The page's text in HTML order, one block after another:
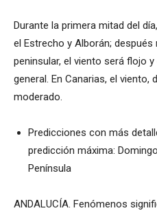
Durante la primera mitad del
el Estrecho y Alborán;
peninsular, el viento será flojo
general. En Canarias, el viento,
moderado.
Predicciones con más
predicción máxima:
Península
ANDALUCÍA. Fenómenos